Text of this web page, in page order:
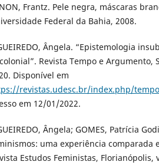
Frantz. Pele negra, máscaras
Federal da Bahia, 2008.
Ângela. “Epistemologia
Revista Tempo e Argumento,
Disponível em
revistas.udesc.br/index.php/
em 12/01/2022.
Ângela; GOMES, Patrícia
uma experiência comparada
Estudos Feministas, Florianópolis,